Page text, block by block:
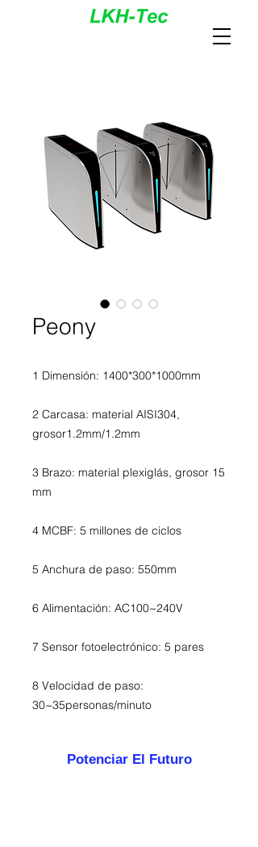
Peony
1 Dimensión: 1400*300*1000mm
2 Carcasa: material AISI304,
grosor1.2mm/1.2mm
3 Brazo: material plexiglás, grosor 15
mm
4 MCBF: 5 millones de ciclos
5 Anchura de paso: 550mm
6 Alimentación: AC100~240V
7 Sensor fotoelectrónico: 5 pares
8 Velocidad de paso:
30~35personas/minuto
Potenciar El Futuro